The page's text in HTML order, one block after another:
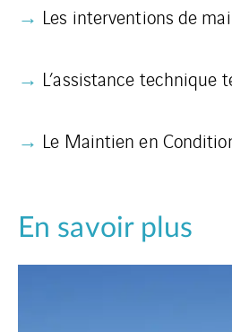
→ Les interventions de
→ L’assistance technique
→ Le Maintien en
En savoir plus